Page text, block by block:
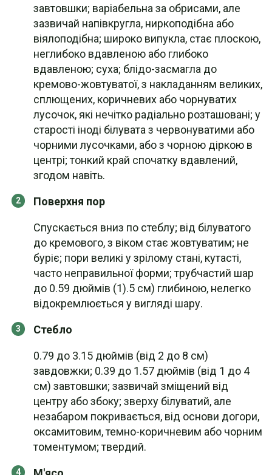
завтовшки; варіабельна за обрисами, але
зазвичай напівкругла, ниркоподібна або
віялоподібна; широко випукла, стає плоскою,
неглибоко вдавленою або глибоко
вдавленою; суха; блідо-засмагла до
кремово-жовтуватої, з накладанням великих,
сплющених, коричневих або чорнуватих
лусочок, які нечітко радіально розташовані; у
старості іноді білувата з червонуватими або
чорними лусочками, або з чорною діркою в
центрі; тонкий край спочатку вдавлений,
згодом навіть.
Поверхня пор
Спускається вниз по стеблу; від білуватого
до кремового, з віком стає жовтуватим; не
буріє; пори великі у зрілому стані, кутасті,
часто неправильної форми; трубчастий шар
до 0.59 дюймів (1).5 см) глибиною, нелегко
відокремлюється у вигляді шару.
Стебло
0.79 до 3.15 дюймів (від 2 до 8 см)
завдовжки; 0.39 до 1.57 дюймів (від 1 до 4
см) завтовшки; зазвичай зміщений від
центру або збоку; зверху білуватий, але
незабаром покривається, від основи догори,
оксамитовим, темно-коричневим або чорним
томентумом; твердий.